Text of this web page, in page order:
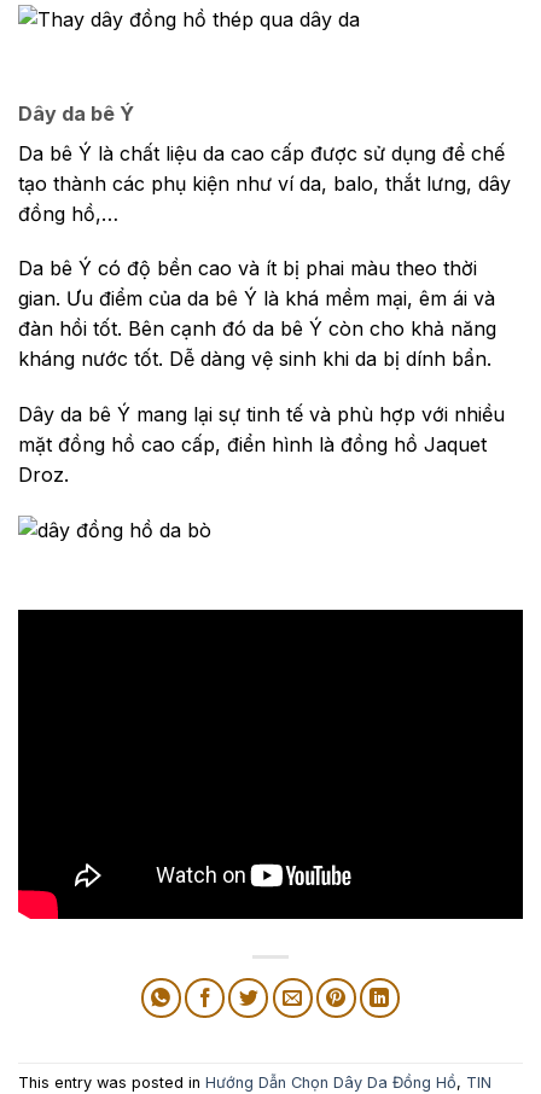
Dây da bê Ý
Da bê Ý là chất liệu da cao cấp được sử dụng để chế
tạo thành các phụ kiện như ví da, balo, thắt lưng, dây
đồng hồ,…
Da bê Ý có độ bền cao và ít bị phai màu theo thời
gian. Ưu điểm của da bê Ý là khá mềm mại, êm ái và
đàn hồi tốt. Bên cạnh đó da bê Ý còn cho khả năng
kháng nước tốt. Dễ dàng vệ sinh khi da bị dính bẩn.
Dây da bê Ý mang lại sự tinh tế và phù hợp với nhiều
mặt đồng hồ cao cấp, điển hình là đồng hồ Jaquet
Droz.
This entry was posted in Hướng Dẫn Chọn Dây Da Đồng Hồ, TIN